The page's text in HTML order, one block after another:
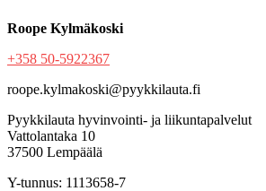
Roope Kylmäkoski
+358 50-5922367
roope.kylmakoski@pyykkilauta.fi
Pyykkilauta hyvinvointi- ja liikuntapalvelut
Vattolantaka 10
37500 Lempäälä
Y-tunnus: 1113658-7